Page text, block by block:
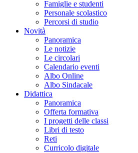
Famiglie e studenti
Personale scolastico
Percorsi di studio
Novità
Panoramica
Le notizie
Le circolari
Calendario eventi
Albo Online
Albo Sindacale
Didattica
Panoramica
Offerta formativa
I progetti delle classi
Libri di testo
Reti
Curricolo digitale